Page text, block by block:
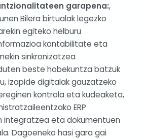
garapena:,
Bilera birtualak legezko
egiteko helburu
kontabilitate eta
sinkronizatzea
beste hobekuntza batzuk
izapide digitalak gauzatzeko
kontrola eta kudeaketa,
ERP
integratzea eta dokumentuen
Dagoeneko hasi gara gai